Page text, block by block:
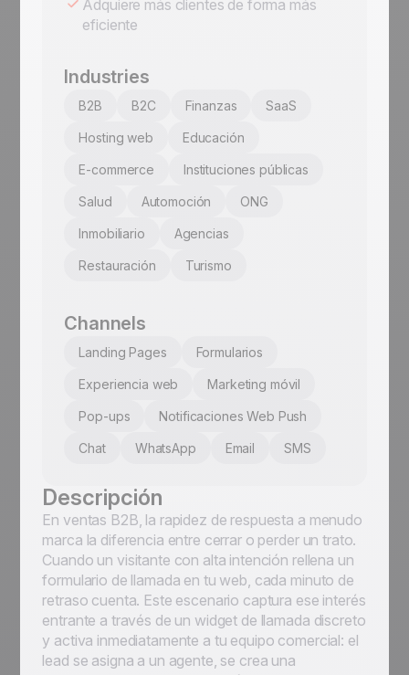
Adquiere más clientes de forma más
eficiente
Industries
B2B B2C Finanzas SaaS
Hosting web Educación
E-commerce Instituciones públicas
Salud Automoción ONG
Inmobiliario Agencias
Restauración Turismo
Channels
Landing Pages Formularios
Experiencia web Marketing móvil
Pop-ups Notificaciones Web Push
Chat WhatsApp Email SMS
Descripción
En ventas B2B, la rapidez de respuesta a menudo
marca la diferencia entre cerrar o perder un trato.
Cuando un visitante con alta intención rellena un
formulario de llamada en tu web, cada minuto de
retraso cuenta. Este escenario captura ese interés
entrante a través de un widget de llamada discreto
y activa inmediatamente a tu equipo comercial: el
lead se asigna a un agente, se crea una